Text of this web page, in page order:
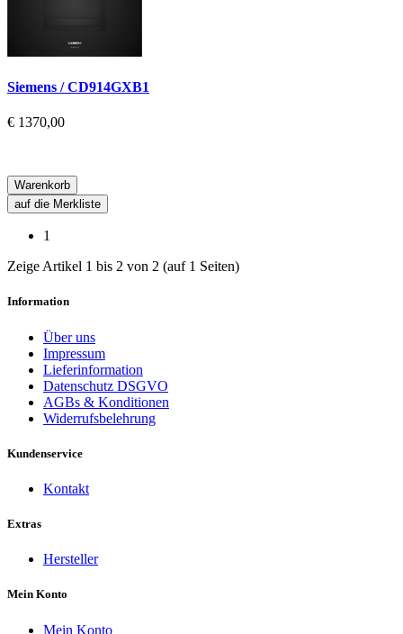
Siemens / CD914GXB1
€ 1370,00
Warenkorb
auf die Merkliste
1
Zeige Artikel 1 bis 2 von 2 (auf 1 Seiten)
Information
Über uns
Impressum
Lieferinformation
Datenschutz DSGVO
AGBs & Konditionen
Widerrufsbelehrung
Kundenservice
Kontakt
Extras
Hersteller
Mein Konto
Mein Konto